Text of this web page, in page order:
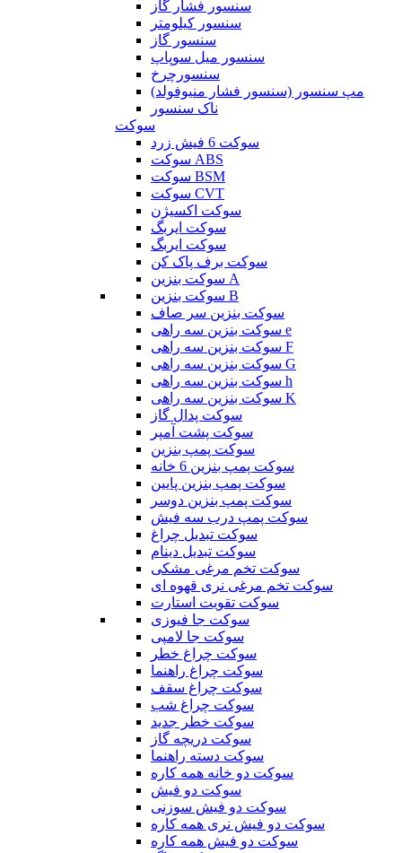
سنسور فشار گاز
سنسور کیلومتر
سنسور گاز
سنسور میل سوپاپ
سنسورچرخ
مپ سنسور (سنسور فشار منیوفولد)
ناک سنسور
سوکت
سوکت 6 فیش زرد
سوکت ABS
سوکت BSM
سوکت CVT
سوکت اکسیژن
سوکت ایربگ
سوکت ایربگ
سوکت برف پاک کن
سوکت بنزین A
سوکت بنزین B
سوکت بنزین سر صاف
سوکت بنزین سه راهی e
سوکت بنزین سه راهی F
سوکت بنزین سه راهی G
سوکت بنزین سه راهی h
سوکت بنزین سه راهی K
سوکت پدال گاز
سوکت پشت آمپر
سوکت پمپ بنزین
سوکت پمپ بنزین 6 خانه
سوکت پمپ بنزین پایین
سوکت پمپ بنزین دوسر
سوکت پمپ درب سه فیش
سوکت تبدیل چراغ
سوکت تبدیل دینام
سوکت تخم مرغی مشکی
سوکت تخم مرغی نری قهوه ای
سوکت تقویت استارت
سوکت جا فیوزی
سوکت جا لامپی
سوکت چراغ خطر
سوکت چراغ راهنما
سوکت چراغ سقف
سوکت چراغ شب
سوکت خطر جدید
سوکت دریچه گاز
سوکت دسته راهنما
سوکت دو خانه همه کاره
سوکت دو فیش
سوکت دو فیش سوزنی
سوکت دو فیش نری همه کاره
سوکت دو فیش همه کاره